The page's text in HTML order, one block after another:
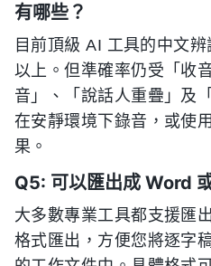
有哪些？
目前頂級 AI 工具的中文
以上。但準確率仍受「收
音」、「說話人重疊」及
在安靜環境下錄音，或使
果。
Q5: 可以匯出成 Word
大多數專業工具都支援匯
格式匯出，方便您將逐字